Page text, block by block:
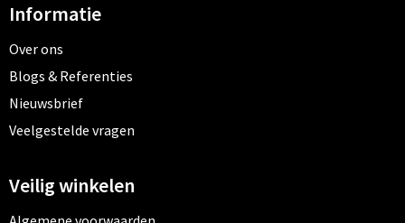
Informatie
Over ons
Blogs & Referenties
Nieuwsbrief
Veelgestelde vragen
Veilig winkelen